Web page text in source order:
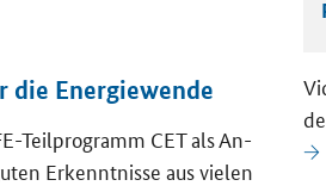
die En­er­gie­wen­de
-​Teilprogramm CET als An­
Er­kennt­nis­se aus vie­len